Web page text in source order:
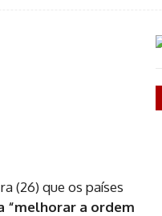
(26) que os países
“melhorar a ordem